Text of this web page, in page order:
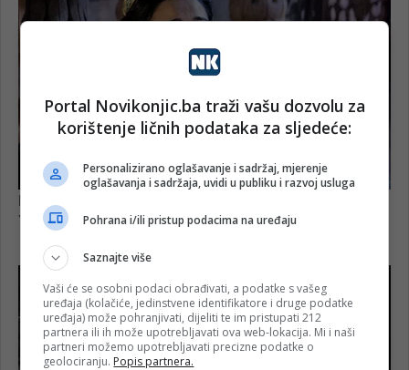
Portal Novikonjic.ba traži vašu dozvolu za
korištenje ličnih podataka za sljedeće:
Personalizirano oglašavanje i sadržaj, mjerenje
oglašavanja i sadržaja, uvidi u publiku i razvoj usluga
Pohrana i/ili pristup podacima na uređaju
Saznajte više
Vaši će se osobni podaci obrađivati, a podatke s vašeg
uređaja (kolačiće, jedinstvene identifikatore i druge podatke
uređaja) može pohranjivati, dijeliti te im pristupati 212
partnera ili ih može upotrebljavati ova web-lokacija. Mi i naši
partneri možemo upotrebljavati precizne podatke o
geolociranju. Popis partnera.